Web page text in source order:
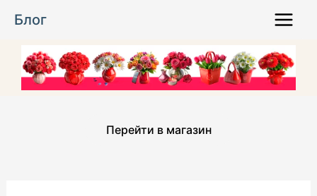
Блог
Menu
Перейти в магазин